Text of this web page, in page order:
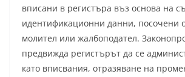
вписани в регистъра въз основа на
идентификационни данни, посочени
молител или жалбоподател.
предвижда регистърът да се
като вписвания, отразяване на